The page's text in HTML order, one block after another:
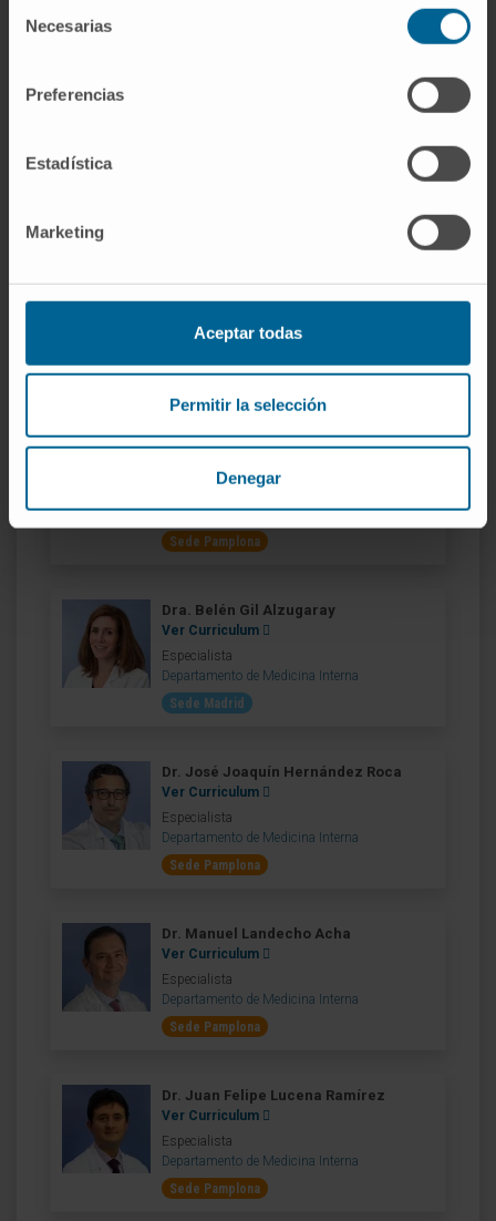
Necesarias
Preferencias
Estadística
Marketing
Aceptar todas
Permitir la selección
Denegar
Dra. Rocío García de la Garza
Especialista
Sede Madrid
Dr. Javier Nicolás García González
Ver Curriculum
Departamento de Medicina Interna
Sede Pamplona
Dra. Belén Gil Alzugaray
Ver Curriculum
Especialista
Departamento de Medicina Interna
Sede Madrid
Dr. José Joaquín Hernández Roca
Ver Curriculum
Especialista
Departamento de Medicina Interna
Sede Pamplona
Dr. Manuel Landecho Acha
Ver Curriculum
Especialista
Departamento de Medicina Interna
Sede Pamplona
Dr. Juan Felipe Lucena Ramírez
Ver Curriculum
Especialista
Departamento de Medicina Interna
Sede Pamplona